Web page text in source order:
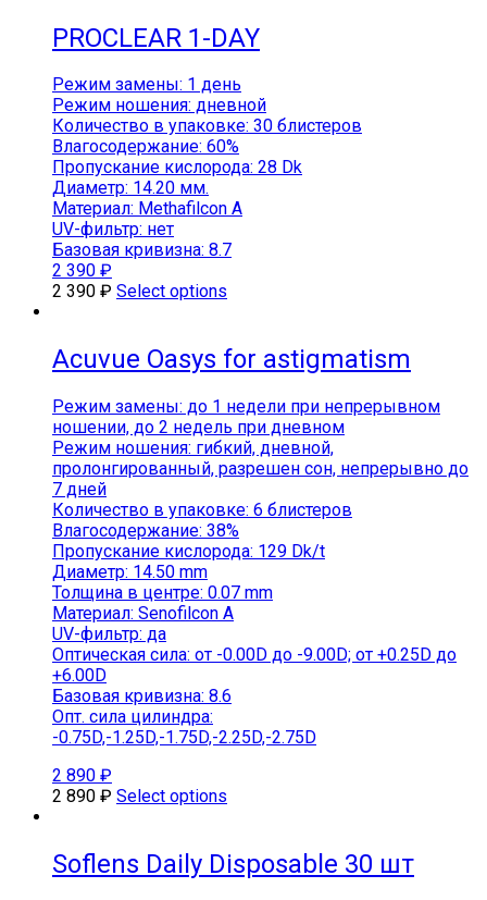
PROCLEAR 1-DAY
Режим замены: 1 день
Режим ношения: дневной
Количество в упаковке: 30 блистеров
Влагосодержание: 60%
Пропускание кислорода: 28 Dk
Диаметр: 14.20 мм.
Материал: Methafilcon A
UV-фильтр: нет
Базовая кривизна: 8.7
2 390 ₽
2 390 ₽ Select options
Acuvue Oasys for astigmatism
Режим замены: до 1 недели при непрерывном
ношении, до 2 недель при дневном
Режим ношения: гибкий, дневной,
пролонгированный, разрешен сон, непрерывно до
7 дней
Количество в упаковке: 6 блистеров
Влагосодержание: 38%
Пропускание кислорода: 129 Dk/t
Диаметр: 14.50 mm
Толщина в центре: 0.07 mm
Материал: Senofilcon A
UV-фильтр: да
Оптическая сила: от -0.00D до -9.00D; от +0.25D до
+6.00D
Базовая кривизна: 8.6
Опт. сила цилиндра:
-0.75D,-1.25D,-1.75D,-2.25D,-2.75D
2 890 ₽
2 890 ₽ Select options
Soflens Daily Disposable 30 шт